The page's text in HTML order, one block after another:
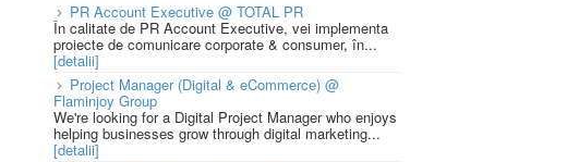
PR Account Executive @ TOTAL PR
În calitate de PR Account Executive, vei implementa
proiecte de comunicare corporate & consumer, în...
[detalii]
Project Manager (Digital & eCommerce) @
Flaminjoy Group
We're looking for a Digital Project Manager who enjoys
helping businesses grow through digital marketing...
[detalii]